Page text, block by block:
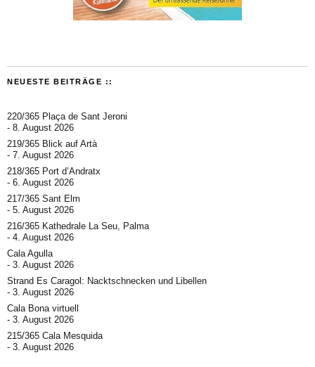
NEUESTE BEITRÄGE ::
220/365 Plaça de Sant Jeroni
8. August 2026
219/365 Blick auf Artà
7. August 2026
218/365 Port d’Andratx
6. August 2026
217/365 Sant Elm
5. August 2026
216/365 Kathedrale La Seu, Palma
4. August 2026
Cala Agulla
3. August 2026
Strand Es Caragol: Nacktschnecken und Libellen
3. August 2026
Cala Bona virtuell
3. August 2026
215/365 Cala Mesquida
3. August 2026